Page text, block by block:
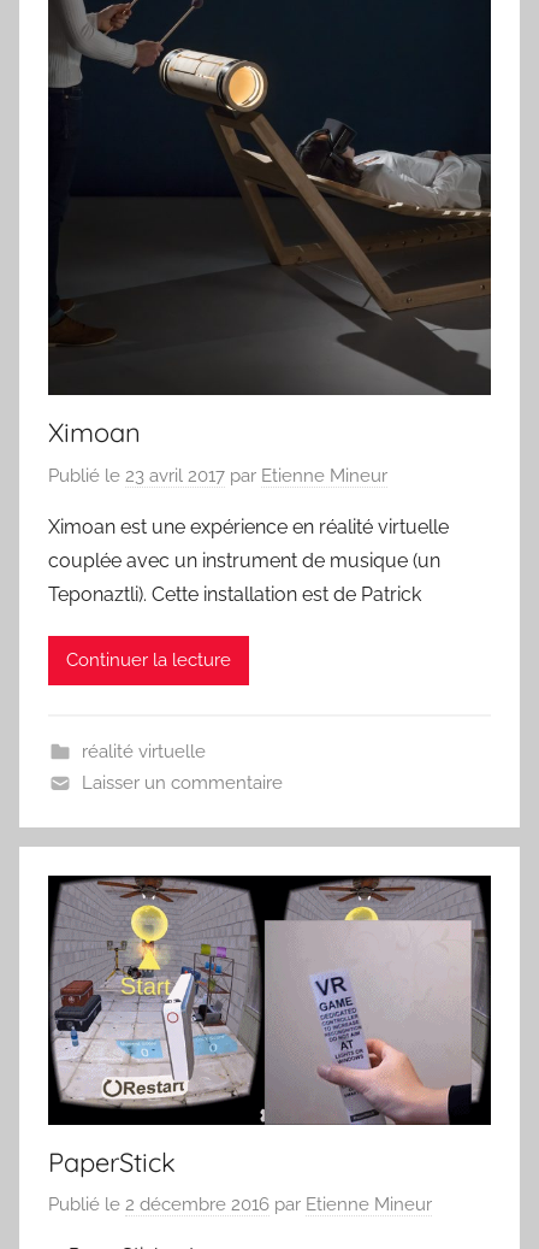
Ximoan
Publié le 23 avril 2017 par Etienne Mineur
Ximoan est une expérience en réalité virtuelle
couplée avec un instrument de musique (un
Teponaztli). Cette installation est de Patrick
Continuer la lecture
réalité virtuelle
Laisser un commentaire
PaperStick
Publié le 2 décembre 2016 par Etienne Mineur